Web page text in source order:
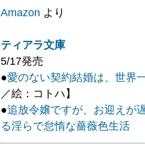
Amazon より
ティアラ文庫
5/17発売
●愛のない契約結婚は、世界
／絵：コトハ】
●追放令嬢ですが、お迎え
る淫らで怠惰な薔薇色生活